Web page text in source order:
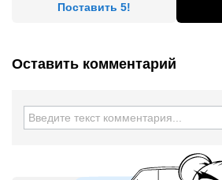
Поставить 5!
Оставить комментарий